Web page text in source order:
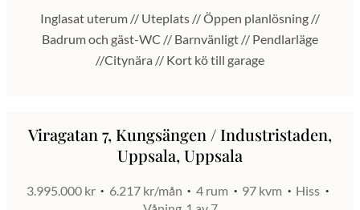
Inglasat uterum // Uteplats // Öppen planlösning //
Badrum och gäst-WC // Barnvänligt // Pendlarläge
//Citynära // Kort kö till garage
Viragatan 7, Kungsängen / Industristaden,
Uppsala, Uppsala
3.995.000 kr 6.217 kr/mån 4 rum 97 kvm
Hiss